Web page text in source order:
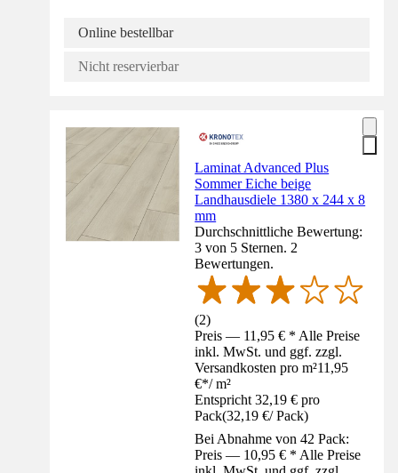
Online bestellbar
Nicht reservierbar
Laminat Advanced Plus
Sommer Eiche beige
Landhausdiele 1380 x 244 x 8
mm
Durchschnittliche Bewertung:
3 von 5 Sternen. 2
Bewertungen.
(2)
Preis — 11,95 € * Alle Preise
inkl. MwSt. und ggf. zzgl.
Versandkosten pro m²11,95
€*/ m²
Entspricht 32,19 € pro
Pack(32,19 €/ Pack)
Bei Abnahme von 42 Pack:
Preis — 10,95 € * Alle Preise